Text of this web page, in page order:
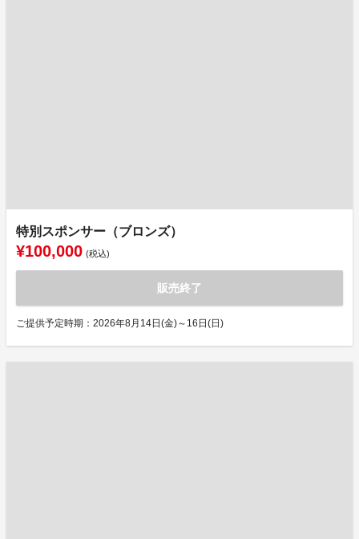
特別スポンサー（ブロンズ）
¥100,000 (税込)
販売終了
ご提供予定時期：2026年8月14日(金)～16日(日)